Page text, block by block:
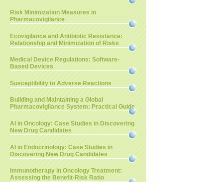
Risk Minimization Measures in
Pharmacovigilance
Ecovigilance and Antibiotic Resistance:
Relationship and Minimization of Risks
Medical Device Regulations: Software-
Based Devices
Susceptibility to Adverse Reactions
Building and Maintaining a Global
Pharmacovigilance System: Practical Guide
AI in Oncology: Case Studies in Discovering
New Drug Candidates
AI in Endocrinology: Case Studies in
Discovering New Drug Candidates
Immunotherapy in Oncology Treatment:
Assessing the Benefit-Risk Ratio